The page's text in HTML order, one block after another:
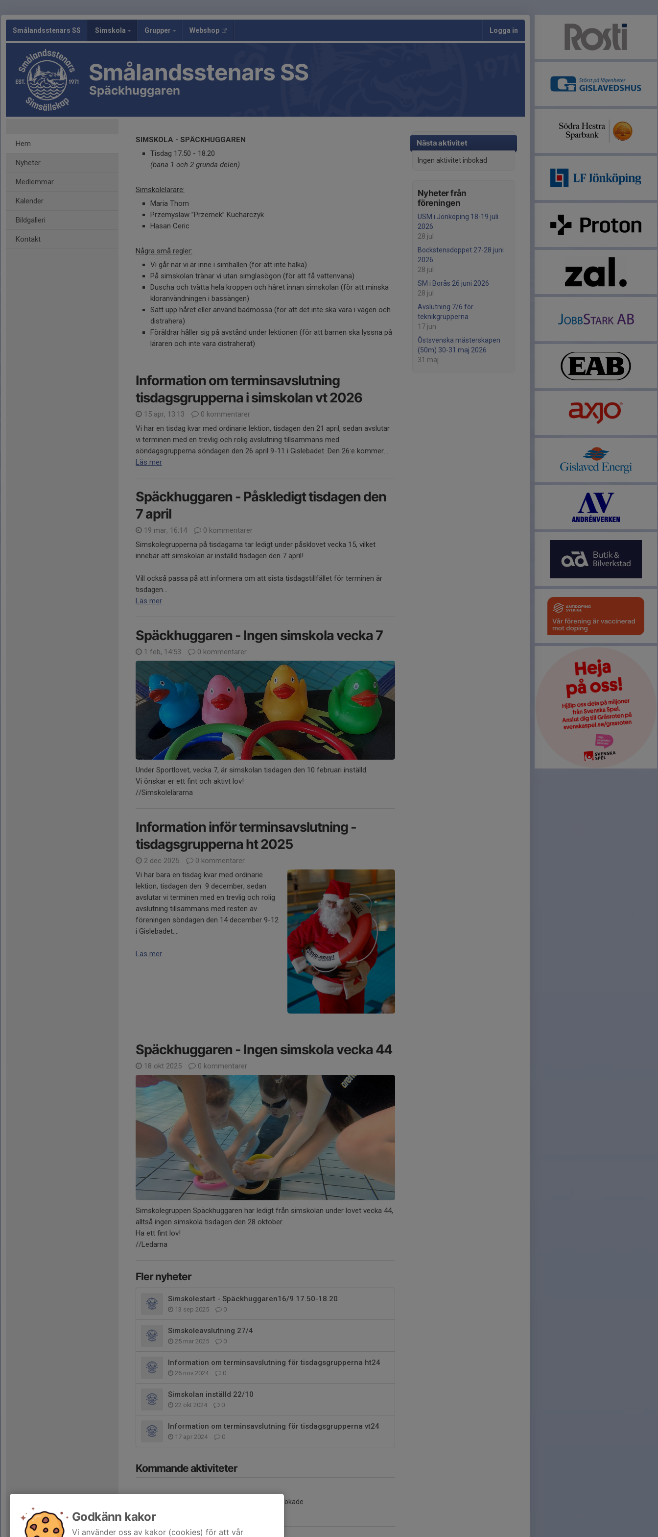
Smålandsstenars SS Simskola Grupper Webshop Logga in
Smålandsstenars SS
Späckhuggaren
Hem
Nyheter
Medlemmar
Kalender
Bildgalleri
Kontakt
Nästa aktivitet
Ingen aktivitet inbokad
Nyheter från
föreningen
USM i Jönköping 18-19 juli
2026
28 jul
Bockstensdoppet 27-28 juni
2026
28 jul
SM i Borås 26 juni 2026
28 jul
Avslutning 7/6 för
teknikgrupperna
17 jun
Östsvenska mästerskapen
(50m) 30-31 maj 2026
31 maj
SIMSKOLA - SPÄCKHUGGAREN
Tisdag 17.50 - 18.20
(bana 1 och 2 grunda delen)
Simskolelärare:
Maria Thom
Przemyslaw ”Przemek” Kucharczyk
Hasan Ceric
Några små regler:
Vi går när vi är inne i simhallen (för att inte halka)
På simskolan tränar vi utan simglasögon (för att få vattenvana)
Duscha och tvätta hela kroppen och håret innan simskolan (för att minska
kloranvändningen i bassängen)
Sätt upp håret eller använd badmössa (för att det inte ska vara i vägen och
distrahera)
Föräldrar håller sig på avstånd under lektionen (för att barnen ska lyssna på
läraren och inte vara distraherat)
Information om terminsavslutning
tisdagsgrupperna i simskolan vt 2026
15 apr, 13:13
0 kommentarer
Vi har en tisdag kvar med ordinarie lektion, tisdagen den 21 april, sedan avslutar
vi terminen med en trevlig och rolig avslutning tillsammans med
söndagsgrupperna söndagen den 26 april 9-11 i Gislebadet. Den 26:e kommer...
Läs mer
Späckhuggaren - Påskledigt tisdagen den
7 april
19 mar, 16:14
0 kommentarer
Simskolegrupperna på tisdagarna tar ledigt under påsklovet vecka 15, vilket
innebär att simskolan är inställd tisdagen den 7 april!
Vill också passa på att informera om att sista tisdagstillfället för terminen är
tisdagen...
Läs mer
Späckhuggaren - Ingen simskola vecka 7
1 feb, 14:53 0 kommentarer
Under Sportlovet, vecka 7, är simskolan tisdagen den 10 februari inställd.
Vi önskar er ett fint och aktivt lov!
//Simskolelärarna
Information inför terminsavslutning -
tisdagsgrupperna ht 2025
2 dec 2025
0 kommentarer
Vi har bara en tisdag kvar med ordinarie
lektion, tisdagen den 9 december, sedan
avslutar vi terminen med en trevlig och rolig
avslutning tillsammans med resten av
föreningen söndagen den 14 december 9-12
i Gislebadet....
Läs mer
Späckhuggaren - Ingen simskola vecka 44
18 okt 2025 0 kommentarer
Simskolegruppen Späckhuggaren har ledigt från simskolan under lovet vecka 44,
alltså ingen simskola tisdagen den 28 oktober.
Ha ett fint lov!
//Ledarna
Fler nyheter
Simskolestart - Späckhuggaren16/9 17.50-18.20
13 sep 2025 0
Simskoleavslutning 27/4
25 mar 2025 0
Information om terminsavslutning för tisdagsgrupperna ht24
26 nov 2024 0
Simskolan inställd 22/10
22 okt 2024 0
Information om terminsavslutning för tisdagsgrupperna vt24
17 apr 2024 0
Kommande aktiviteter
Inga aktiviteter inbokade
Godkänn kakor
Vi använder oss av kakor (cookies) för att vår